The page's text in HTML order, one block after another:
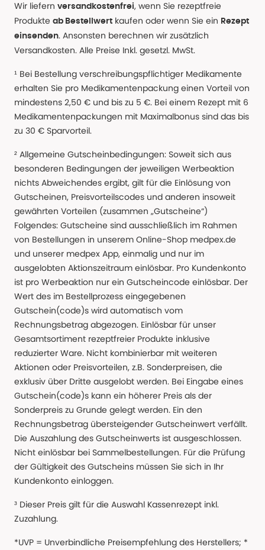
Wir liefern versandkostenfrei, wenn Sie rezeptfreie
Produkte ab Bestellwert kaufen oder wenn Sie ein Rezept
einsenden. Ansonsten berechnen wir zusätzlich
Versandkosten. Alle Preise Inkl. gesetzl. MwSt.
¹ Bei Bestellung verschreibungspflichtiger Medikamente
erhalten Sie pro Medikamentenpackung einen Vorteil von
mindestens 2,50 € und bis zu 5 €. Bei einem Rezept mit 6
Medikamentenpackungen mit Maximalbonus sind das bis
zu 30 € Sparvorteil.
² Allgemeine Gutscheinbedingungen: Soweit sich aus
besonderen Bedingungen der jeweiligen Werbeaktion
nichts Abweichendes ergibt, gilt für die Einlösung von
Gutscheinen, Preisvorteilscodes und anderen insoweit
gewährten Vorteilen (zusammen „Gutscheine“)
Folgendes: Gutscheine sind ausschließlich im Rahmen
von Bestellungen in unserem Online-Shop medpex.de
und unserer medpex App, einmalig und nur im
ausgelobten Aktionszeitraum einlösbar. Pro Kundenkonto
ist pro Werbeaktion nur ein Gutscheincode einlösbar. Der
Wert des im Bestellprozess eingegebenen
Gutschein(code)s wird automatisch vom
Rechnungsbetrag abgezogen. Einlösbar für unser
Gesamtsortiment rezeptfreier Produkte inklusive
reduzierter Ware. Nicht kombinierbar mit weiteren
Aktionen oder Preisvorteilen, z.B. Sonderpreisen, die
exklusiv über Dritte ausgelobt werden. Bei Eingabe eines
Gutschein(code)s kann ein höherer Preis als der
Sonderpreis zu Grunde gelegt werden. Ein den
Rechnungsbetrag übersteigender Gutscheinwert verfällt.
Die Auszahlung des Gutscheinwerts ist ausgeschlossen.
Nicht einlösbar bei Sammelbestellungen. Für die Prüfung
der Gültigkeit des Gutscheins müssen Sie sich in Ihr
Kundenkonto einloggen.
³ Dieser Preis gilt für die Auswahl Kassenrezept inkl.
Zuzahlung.
*UVP = Unverbindliche Preisempfehlung des Herstellers; *